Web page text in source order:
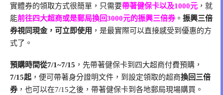
實體券的領取方式很簡單，只需要帶著健保卡以及1000元 ，就
能前往四大超商或是郵局換回3000元的振興三倍券。 振興三倍
券視同現金，可立即使用 ，是最實際可以直接感受到優惠的方
式了。
預購時間從7/1~7/15 ，先帶著健保卡到四大超商付費預購，
7/15起 ，便可帶著身分證明文件，到設定領取的超商換回三倍
券，也可以在7/15之後，帶著健保卡到各地郵局現場購買。